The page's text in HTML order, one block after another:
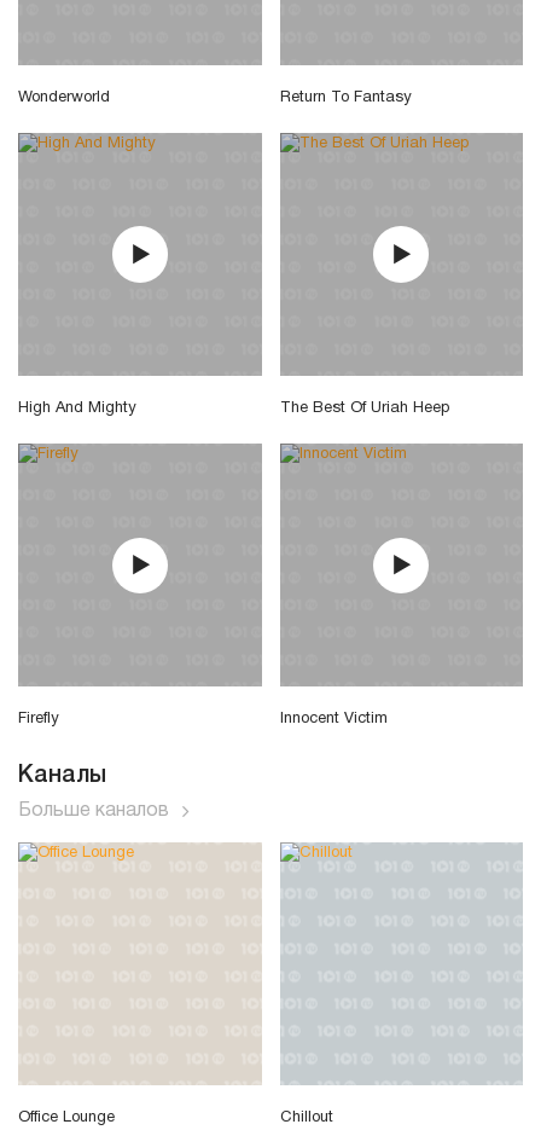
Wonderworld Return To Fantasy
High And Mighty The Best Of Uriah Heep
Firefly Innocent Victim
Каналы
Больше каналов
Office Lounge Chillout